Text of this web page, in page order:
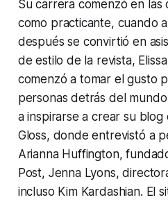
Su carrera comenzó en las
como practicante, cuando
después se convirtió en
de estilo de la revista,
comenzó a tomar el gusto
personas detrás del
a inspirarse a crear su
Gloss, donde entrevistó a
Arianna Huffington,
Post, Jenna Lyons,
incluso Kim Kardashian. El